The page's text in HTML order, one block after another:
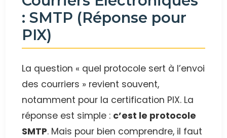
: SMTP (Réponse pour
PIX)
La question « quel protocole sert à l’envoi
des courriers » revient souvent,
notamment pour la certification PIX. La
réponse est simple : c’est le protocole
SMTP. Mais pour bien comprendre, il faut